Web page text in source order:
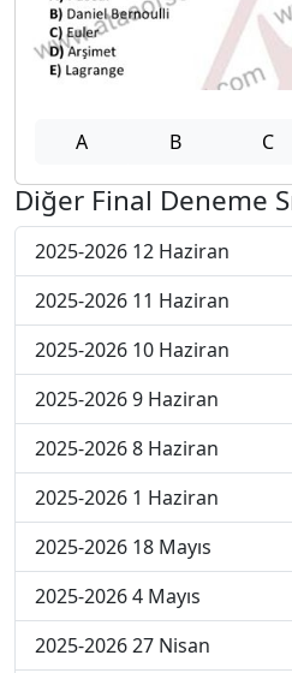
A B C
Diğer Final Deneme
2025-2026 12 Haziran
2025-2026 11 Haziran
2025-2026 10 Haziran
2025-2026 9 Haziran
2025-2026 8 Haziran
2025-2026 1 Haziran
2025-2026 18 Mayıs
2025-2026 4 Mayıs
2025-2026 27 Nisan